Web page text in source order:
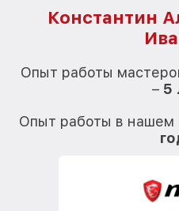
Константин
Опыт работы
– 5
Опыт работы в нашем